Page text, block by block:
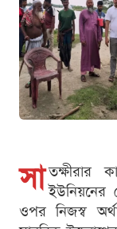
সা তক্ষীরার
ইউনিয়নের
ওপর নিজস্ব